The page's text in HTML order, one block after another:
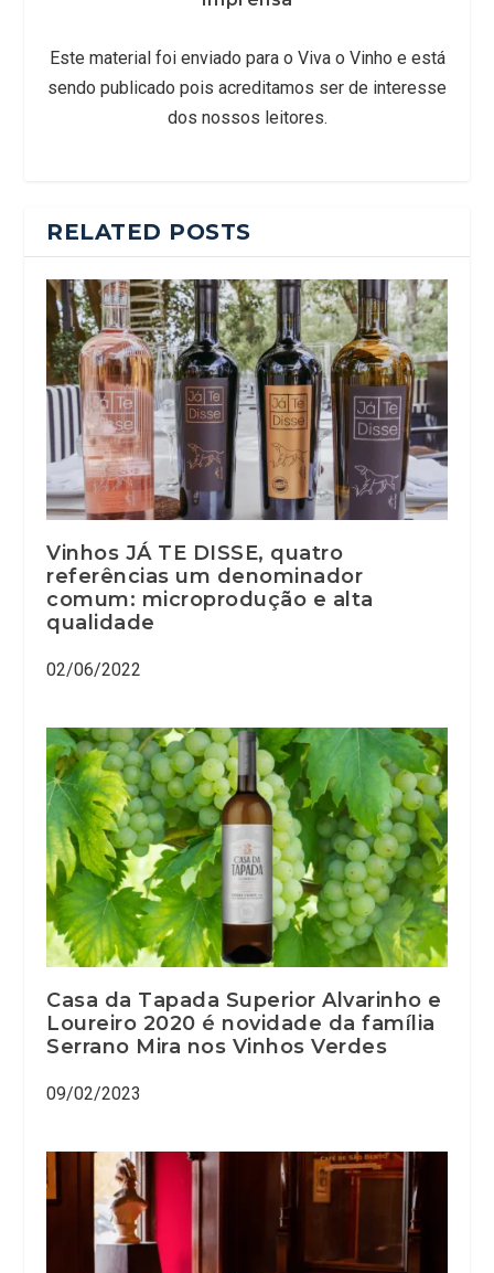
Este material foi enviado para o Viva o Vinho e está
sendo publicado pois acreditamos ser de interesse
dos nossos leitores.
RELATED POSTS
Vinhos JÁ TE DISSE, quatro
referências um denominador
comum: microprodução e alta
qualidade
02/06/2022
Casa da Tapada Superior Alvarinho e
Loureiro 2020 é novidade da família
Serrano Mira nos Vinhos Verdes
09/02/2023